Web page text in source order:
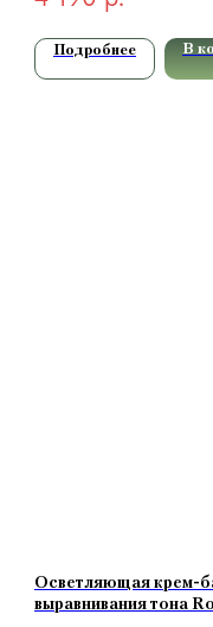
Подробнее В
Осветляющая крем-
выравнивания тона